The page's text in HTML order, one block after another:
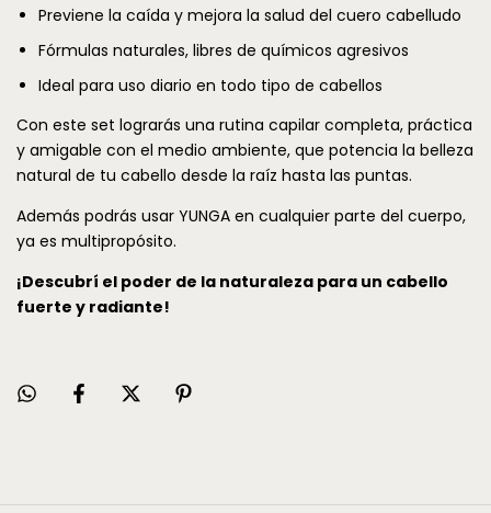
Previene la caída y mejora la salud del cuero cabelludo
Fórmulas naturales, libres de químicos agresivos
Ideal para uso diario en todo tipo de cabellos
Con este set lograrás una rutina capilar completa, práctica
y amigable con el medio ambiente, que potencia la belleza
natural de tu cabello desde la raíz hasta las puntas.
Además podrás usar YUNGA en cualquier parte del cuerpo,
ya es multipropósito.
¡Descubrí el poder de la naturaleza para un cabello
fuerte y radiante!